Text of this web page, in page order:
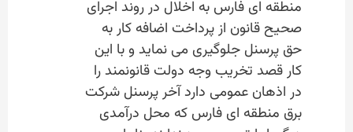
منطقه ای فارس به اخلال در روند اجرای
صحیح قانون از پرداخت اضافه کار به
حق پرسنل جلوگیری می نماید و با این
کار قصد تخریب وجه دولت قانونمند را
در اذهان عمومی دارد آخر پرسنل شرکت
برق منطقه ای فارس که محل درآمدی